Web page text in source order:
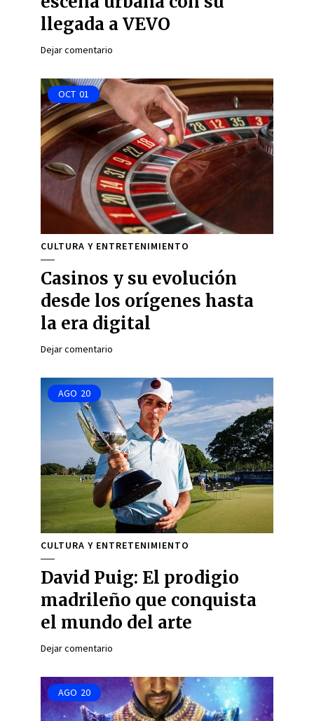
llegada a VEVO
Dejar comentario
OCT 01
CULTURA Y ENTRETENIMIENTO
Casinos y su evolución
desde los orígenes hasta
la era digital
Dejar comentario
AGO 20
CULTURA Y ENTRETENIMIENTO
David Puig: El prodigio
madrileño que conquista
el mundo del arte
Dejar comentario
AGO 20